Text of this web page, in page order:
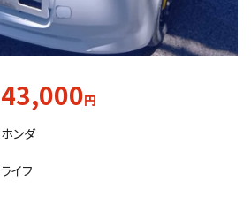
43,000円
ホンダ
ライフ